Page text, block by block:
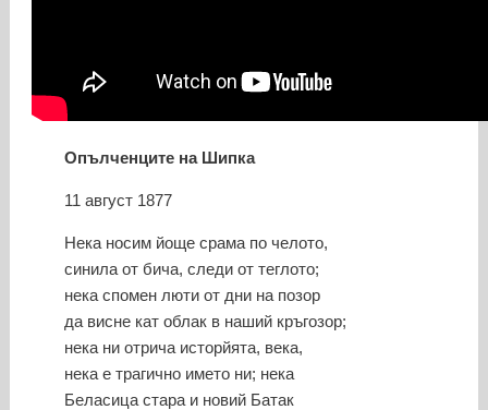
Опълченците на Шипка
11 август 1877
Нека носим йоще срама по челото,
синила от бича, следи от теглото;
нека спомен люти от дни на позор
да висне кат облак в наший кръгозор;
нека ни отрича исторйята, века,
нека е трагично името ни; нека
Беласица стара и новий Батак